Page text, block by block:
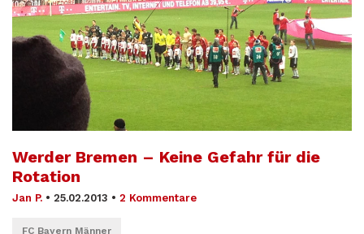
Werder Bremen – Keine Gefahr für die
Rotation
Jan P. • 25.02.2013 • 2 Kommentare
FC Bayern Männer